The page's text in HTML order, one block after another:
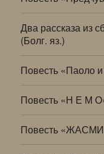
Два рассказа из
(Болг. яз.)
Повесть «Паоло
Повесть «Н Е М
Повесть